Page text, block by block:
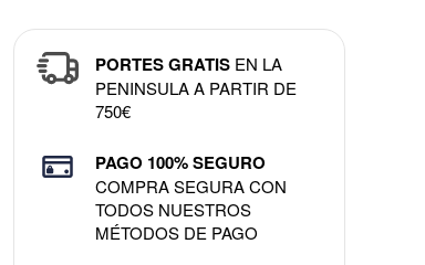
PORTES GRATIS EN LA
PENINSULA A PARTIR DE
750€
PAGO 100% SEGURO
COMPRA SEGURA CON
TODOS NUESTROS
MÉTODOS DE PAGO